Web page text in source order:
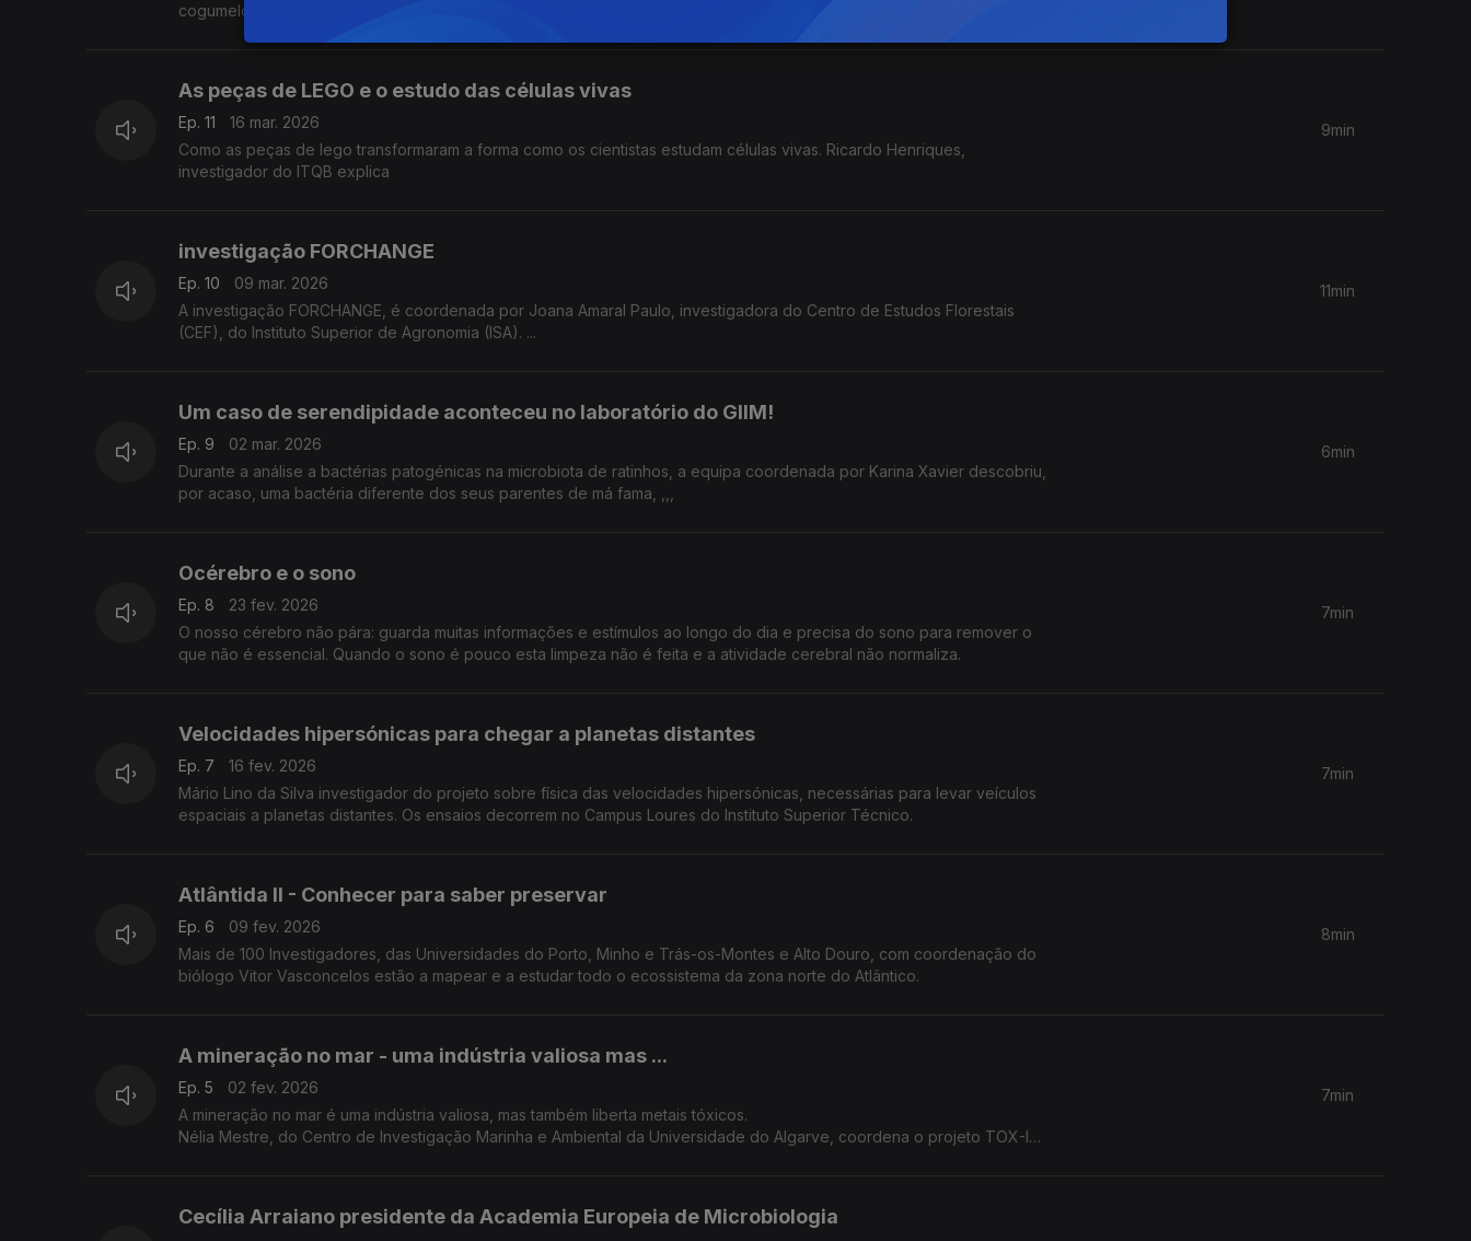
As peças de LEGO e o estudo das células vivas
Ep. 11
16 mar. 2026
Como as peças de lego transformaram a forma como os cientistas estudam células vivas. Ricardo Henriques,
investigador do ITQB explica
9min
investigação FORCHANGE
Ep. 10
09 mar. 2026
A investigação FORCHANGE, é coordenada por Joana Amaral Paulo, investigadora do Centro de Estudos Florestais
(CEF), do Instituto Superior de Agronomia (ISA). ...
11min
Um caso de serendipidade aconteceu no laboratório do GIIM!
Ep. 9
02 mar. 2026
Durante a análise a bactérias patogénicas na microbiota de ratinhos, a equipa coordenada por Karina Xavier descobriu,
por acaso, uma bactéria diferente dos seus parentes de má fama, ,,,
6min
Océrebro e o sono
Ep. 8
23 fev. 2026
O nosso cérebro não pára: guarda muitas informações e estímulos ao longo do dia e precisa do sono para remover o
que não é essencial. Quando o sono é pouco esta limpeza não é feita e a atividade cerebral não normaliza.
7min
Velocidades hipersónicas para chegar a planetas distantes
Ep. 7
16 fev. 2026
Mário Lino da Silva investigador do projeto sobre física das velocidades hipersónicas, necessárias para levar veículos
espaciais a planetas distantes. Os ensaios decorrem no Campus Loures do Instituto Superior Técnico.
7min
Atlântida II - Conhecer para saber preservar
Ep. 6
09 fev. 2026
Mais de 100 Investigadores, das Universidades do Porto, Minho e Trás-os-Montes e Alto Douro, com coordenação do
biólogo Vitor Vasconcelos estão a mapear e a estudar todo o ecossistema da zona norte do Atlântico.
8min
A mineração no mar - uma indústria valiosa mas ...
Ep. 5
02 fev. 2026
A mineração no mar é uma indústria valiosa, mas também liberta metais tóxicos.
Nélia Mestre, do Centro de Investigação Marinha e Ambiental da Universidade do Algarve, coordena o projeto TOX-IN-
7min
Cecília Arraiano presidente da Academia Europeia de Microbiologia